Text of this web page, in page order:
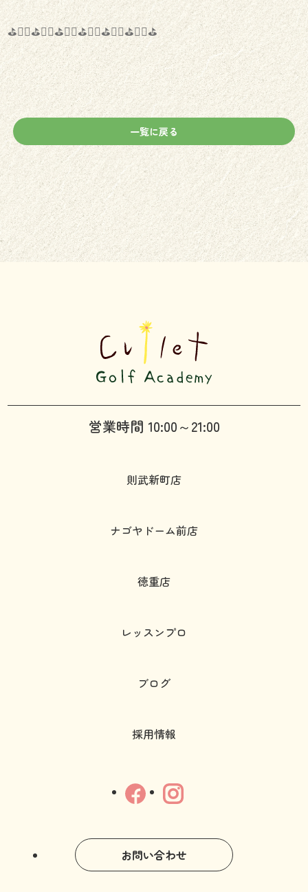
⛳️🏌️‍♂️⛳️🏌️‍♀️⛳️🏌️‍♂️⛳️🏌️‍♀️⛳️🏌️‍♂️⛳️🏌️‍♀️⛳️
一覧に戻る
営業時間 10:00～21:00
則武新町店
ナゴヤドーム前店
徳重店
レッスンプロ
ブログ
採用情報
お問い合わせ